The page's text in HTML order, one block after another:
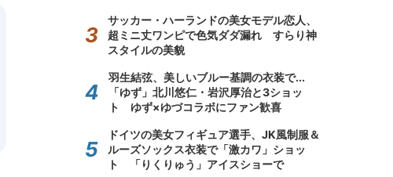
サッカー・ハーランドの美女モデル恋人、
超ミニ丈ワンピで色気ダダ漏れ すらり神
スタイルの美貌
羽生結弦、美しいブルー基調の衣装で...
「ゆず」北川悠仁・岩沢厚治と3ショッ
ト ゆず×ゆづコラボにファン歓喜
ドイツの美女フィギュア選手、JK風制服＆
ルーズソックス衣装で「激カワ」ショッ
ト 「りくりゅう」アイスショーで